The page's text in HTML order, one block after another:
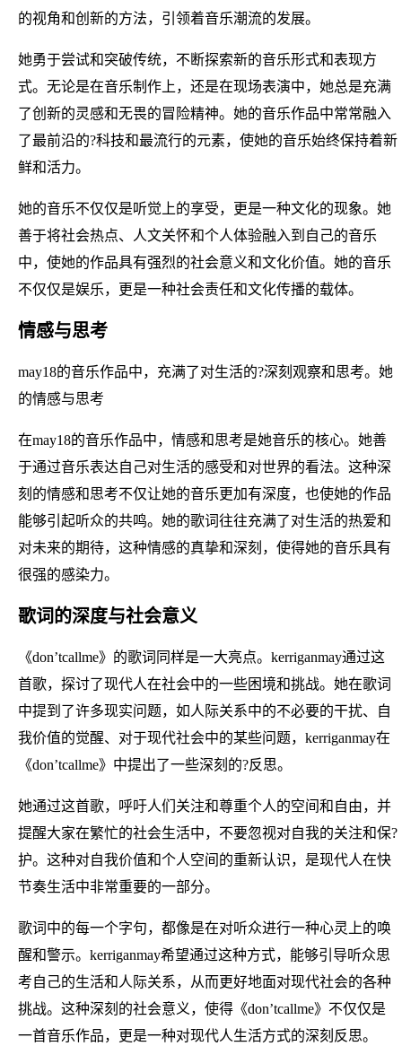
的视角和创新的方法，引领着音乐潮流的发展。
她勇于尝试和突破传统，不断探索新的音乐形式和表现方
式。无论是在音乐制作上，还是在现场表演中，她总是充满
了创新的灵感和无畏的冒险精神。她的音乐作品中常常融入
了最前沿的?科技和最流行的元素，使她的音乐始终保持着新
鲜和活力。
她的音乐不仅仅是听觉上的享受，更是一种文化的现象。她
善于将社会热点、人文关怀和个人体验融入到自己的音乐
中，使她的作品具有强烈的社会意义和文化价值。她的音乐
不仅仅是娱乐，更是一种社会责任和文化传播的载体。
情感与思考
may18的音乐作品中，充满了对生活的?深刻观察和思考。她
的情感与思考
在may18的音乐作品中，情感和思考是她音乐的核心。她善
于通过音乐表达自己对生活的感受和对世界的看法。这种深
刻的情感和思考不仅让她的音乐更加有深度，也使她的作品
能够引起听众的共鸣。她的歌词往往充满了对生活的热爱和
对未来的期待，这种情感的真挚和深刻，使得她的音乐具有
很强的感染力。
歌词的深度与社会意义
《don’tcallme》的歌词同样是一大亮点。kerriganmay通过这
首歌，探讨了现代人在社会中的一些困境和挑战。她在歌词
中提到了许多现实问题，如人际关系中的不必要的干扰、自
我价值的觉醒、对于现代社会中的某些问题，kerriganmay在
《don’tcallme》中提出了一些深刻的?反思。
她通过这首歌，呼吁人们关注和尊重个人的空间和自由，并
提醒大家在繁忙的社会生活中，不要忽视对自我的关注和保?
护。这种对自我价值和个人空间的重新认识，是现代人在快
节奏生活中非常重要的一部分。
歌词中的每一个字句，都像是在对听众进行一种心灵上的唤
醒和警示。kerriganmay希望通过这种方式，能够引导听众思
考自己的生活和人际关系，从而更好地面对现代社会的各种
挑战。这种深刻的社会意义，使得《don’tcallme》不仅仅是
一首音乐作品，更是一种对现代人生活方式的深刻反思。